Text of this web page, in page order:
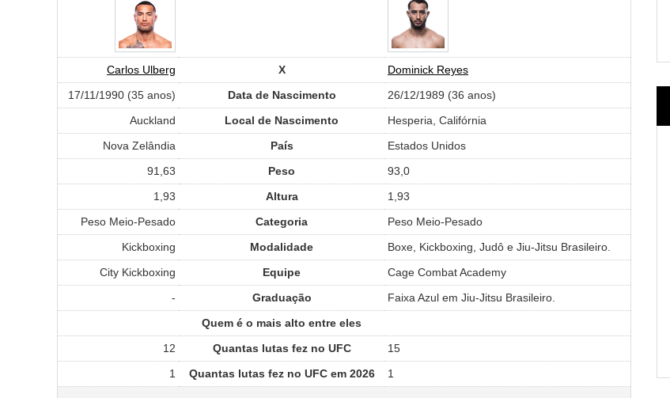
Carlos Ulberg X
Dominick Reyes
17/11/1990 (35 anos)
Data de Nascimento
26/12/1989 (36 anos)
Auckland
Local de Nascimento
Hesperia, Califórnia
Nova Zelândia
País
Estados Unidos
91,63
Peso
93,0
1,93
Altura
1,93
Peso Meio-Pesado
Categoria
Peso Meio-Pesado
Kickboxing
Modalidade
Boxe, Kickboxing, Judô e Jiu-Jitsu Brasileiro.
City Kickboxing
Equipe
Cage Combat Academy
-
Graduação
Faixa Azul em Jiu-Jitsu Brasileiro.
Quem é o mais alto entre eles
12
Quantas lutas fez no UFC
15
1
Quantas lutas fez no UFC em 2026 1